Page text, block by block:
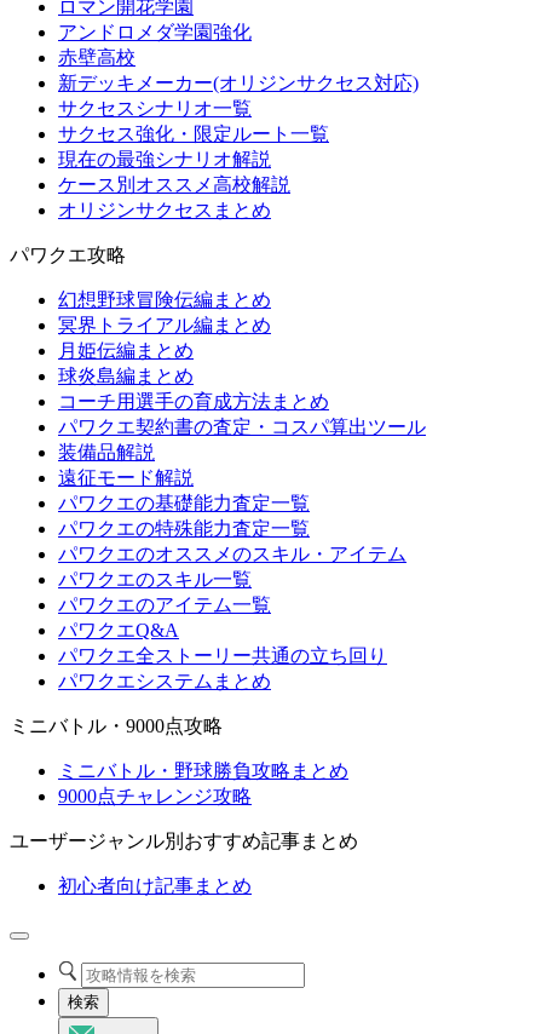
ロマン開花学園
アンドロメダ学園強化
赤壁高校
新デッキメーカー(オリジンサクセス対応)
サクセスシナリオ一覧
サクセス強化・限定ルート一覧
現在の最強シナリオ解説
ケース別オススメ高校解説
オリジンサクセスまとめ
パワクエ攻略
幻想野球冒険伝編まとめ
冥界トライアル編まとめ
月姫伝編まとめ
球炎島編まとめ
コーチ用選手の育成方法まとめ
パワクエ契約書の査定・コスパ算出ツール
装備品解説
遠征モード解説
パワクエの基礎能力査定一覧
パワクエの特殊能力査定一覧
パワクエのオススメのスキル・アイテム
パワクエのスキル一覧
パワクエのアイテム一覧
パワクエQ&A
パワクエ全ストーリー共通の立ち回り
パワクエシステムまとめ
ミニバトル・9000点攻略
ミニバトル・野球勝負攻略まとめ
9000点チャレンジ攻略
ユーザージャンル別おすすめ記事まとめ
初心者向け記事まとめ
検索